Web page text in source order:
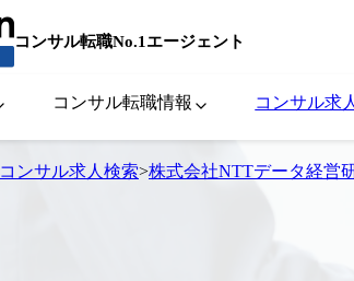
コンサル転職No.1エージェント
コンサル転職情報 コンサル求
コンサル求人検索>株式会社NTTデータ経営